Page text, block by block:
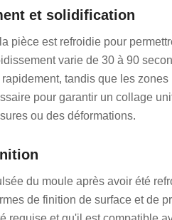
et solidification
pièce est refroidie pour
varie de 30 à 90
tandis que les
pour garantir un collage
ou des déformations.
du moule après avoir été
de finition de surface et de